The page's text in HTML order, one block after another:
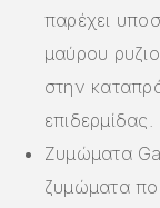
παρέχει
μαύρου
στην
επιδερμίδας.
Ζυμώματα
ζυμώματα